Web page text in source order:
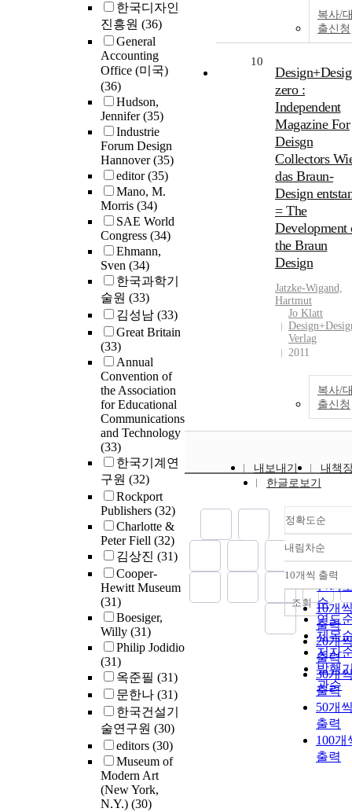
한국디자인
진흥원 (36)
General
Accounting
Office (미국)
(36)
Hudson,
Jennifer(35)
Industrie
Forum Design
Hannover(35)
editor(35)
Mano, M.
Morris (34)
SAE World
Congress (34)
Ehmann,
Sven (34)
한국과학기
술원 (33)
김성남 (33)
Great Britain
(33)
Annual
Convention of
the Association
for Educational
Communications
and Technology
(33)
한국기계연
구원 (32)
Rockport
Publishers (32)
Charlotte &
Peter Fiell (32)
김상진 (31)
Cooper-
Hewitt Museum
(31)
Boesiger,
Willy (31)
Philip Jodidio
(31)
옥준필 (31)
문한나 (31)
한국건설기
술연구원 (30)
editors (30)
Museum of
Modern Art
(New York,
N.Y.) (30)
복사/
출신청
10
zero :
Independent
Magazine For
Deisgn
Collectors
das Braun-
Design
= The
Development
the Braun
Design
Jatzke-Wigand,
Hartmut
Jo Klatt
Verlag
2011
복사/
출신청
내보내기
내책
한글로보기
정확도순
정확
순
인기
순
연도
제목
저자
발행
관순
내림차순
내림
10개씩 출력
10개
출력
20개
출력
30개
출력
50개
출력
100개
출력
조회